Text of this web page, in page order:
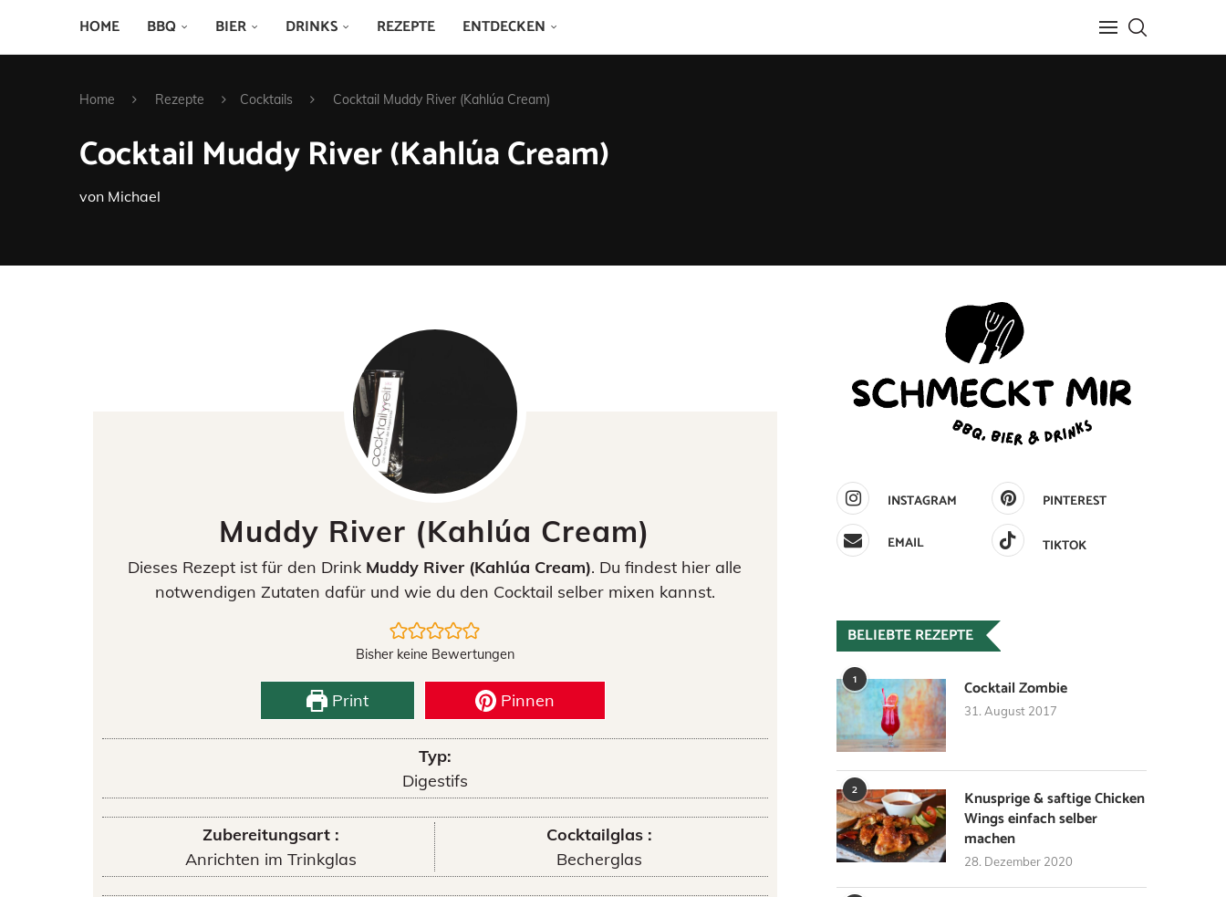
HOME BBQ BIER DRINKS REZEPTE ENTDECKEN
Home Rezepte Cocktails Cocktail Muddy River (Kahlúa Cream)
Cocktail Muddy River (Kahlúa Cream)
von Michael
Muddy River (Kahlúa Cream)
Dieses Rezept ist für den Drink Muddy River (Kahlúa Cream). Du findest hier alle
notwendigen Zutaten dafür und wie du den Cocktail selber mixen kannst.
Bisher keine Bewertungen
Print Pinnen
Typ:
Digestifs
Zubereitungsart :
Anrichten im Trinkglas
Cocktailglas :
Becherglas
INSTAGRAM
PINTEREST
EMAIL
TIKTOK
BELIEBTE REZEPTE
1 Cocktail Zombie
31. August 2017
2
Knusprige & saftige Chicken
Wings einfach selber
machen
28. Dezember 2020